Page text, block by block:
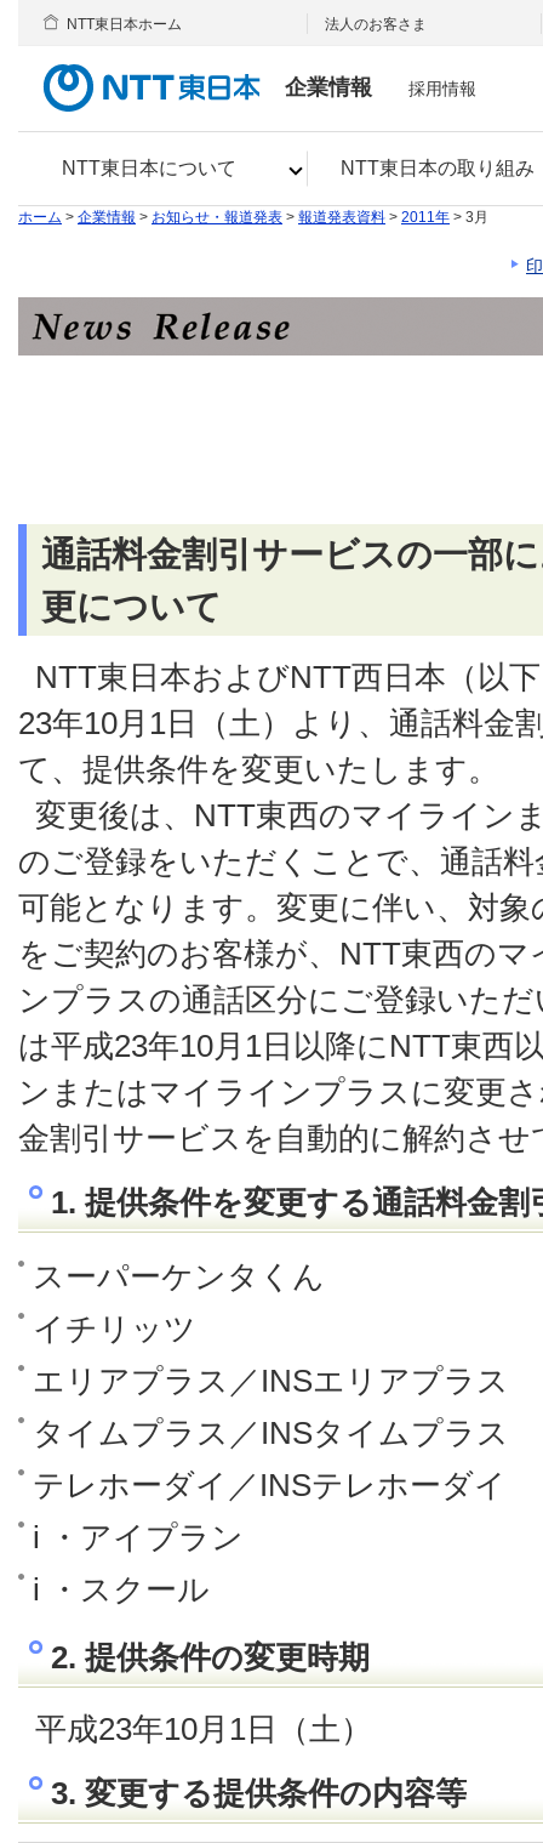
企業情報
NTT東日本について NTT東日本の取り組み
NTT東日本ホーム 法人のお客さま
採用情報
ホーム > 企業情報 > お知らせ・報道発表 > 報道発表資料 > 2011年 > 3月
通話料金割引サービスの一部
更について
NTT東日本およびNTT西日本（以
23年10月1日（土）より、通話料金
て、提供条件を変更いたします。
変更後は、NTT東西のマイライン
のご登録をいただくことで、通話
可能となります。変更に伴い、対
をご契約のお客様が、NTT東西の
ンプラスの通話区分にご登録いた
は平成23年10月1日以降にNTT東西
ンまたはマイラインプラスに変更
金割引サービスを自動的に解約さ
1. 提供条件を変更する通話料金割
スーパーケンタくん
イチリッツ
エリアプラス／INSエリアプラス
タイムプラス／INSタイムプラス
テレホーダイ／INSテレホーダイ
i ・アイプラン
i ・スクール
2. 提供条件の変更時期
平成23年10月1日（土）
3. 変更する提供条件の内容等